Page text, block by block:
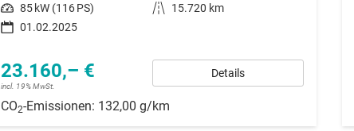
Leistung 85 kW (116 PS) Kilometerstand
15.720 km
01.02.2025
23.160,– €
incl. 19% MwSt.
Details
CO2-Emissionen: 132,00 g/km